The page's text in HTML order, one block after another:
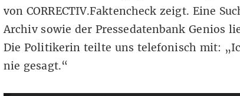
von CORRECTIV.Faktencheck zeigt. Eine
Archivsowie der Pressedatenbank Genios
Die Politikerin teilte uns telefonisch mit:
nie gesagt.“